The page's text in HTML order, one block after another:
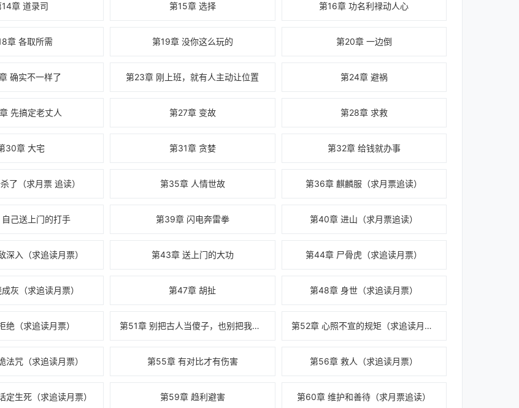
14章 道录司 第15章 选择 第16章 功名利禄动人心
章 各取所需 第19章 没你这么玩的 第20章 一边倒
确实不一样了 第23章 刚上班，就有人主动让位置 第24章 避祸
先搞定老丈人 第27章 变故 第28章 求救
30章 大宅 第31章 贪婪 第32章 给钱就办事
了（求月票 追读） 第35章 人情世故 第36章 麒麟服（求月票追读）
己送上门的打手 第39章 闪电奔雷拳 第40章 进山（求月票追读）
深入（求追读月票） 第43章 送上门的大功 第44章 尸骨虎（求追读月票）
灰（求追读月票） 第47章 胡扯 第48章 身世（求追读月票）
绝（求追读月票） 第51章 别把古人当傻子，也别把我当傻子 第52章 心照不宣的规矩（求追读月票）
法咒（求追读月票） 第55章 有对比才有伤害 第56章 救人（求追读月票）
定生死（求追读月票） 第59章 趋利避害 第60章 维护和善待（求月票追读）